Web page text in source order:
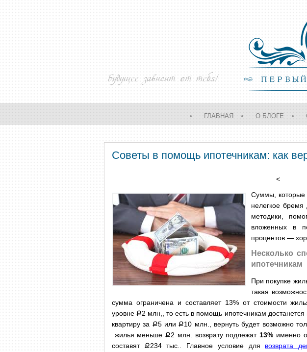
ГЛАВНАЯ О БЛОГЕ
Советы в помощь ипотечникам: как
<
Суммы, которые
нелегкое
методики,
вложенных в
процентов —
Несколько
ипотечникам
При покупке
такая
сумма ограничена и составляет 13% от стоимости
уровнеՔ2 млн,, то есть в помощь ипотечникам
квартиру за Ք5 илиՔ10 млн., вернуть будет возможно
жилья меньшеՔ2 млн. возврату подлежат 13% именно
составят Ք234 тыс.. Главное условие для возврата